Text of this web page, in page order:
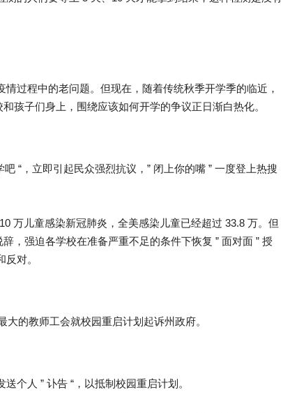
过程中的老问题。但现在，随着传统秋季开学季的临近，
孩子们身上，围绕应该如何开学的争议正日渐白热化。
“，立即引起民众强烈抗议，” 闭上你的嘴 ” 一度登上热搜
万儿童感染新冠肺炎，全美感染儿童已经超过 33.8 万。但
，强迫各学校在准备严重不足的条件下恢复 ” 面对面 ” 授
对。
的教师工会就校园重启计划起诉州政府。
个人 ” 讣告 “，以抵制校园重启计划。